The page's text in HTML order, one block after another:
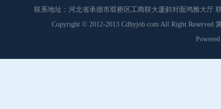
联系地址：河北省承德市双桥区工商联大厦斜对面鸿雅大厅
Copyright © 2012-2013 Cdhyjob.com All Right Reserved